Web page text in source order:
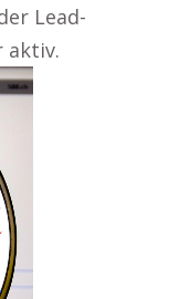
Lead-
aktiv.